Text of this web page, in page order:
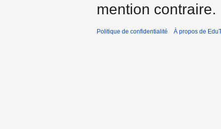
mention contraire.
Politique de confidentialité À propos de